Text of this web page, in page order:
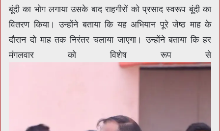
बूंदी का भोग लगाया उसके बाद राहगीरों को प्रसाद स्वरूप बूंदी का
वितरण किया। उन्होंने बताया कि यह अभियान पूरे जेष्ठ माह के
दौरान दो माह तक निरंतर चलाया जाएगा। उन्होंने बताया कि हर
मंगलवार को विशेष रूप से